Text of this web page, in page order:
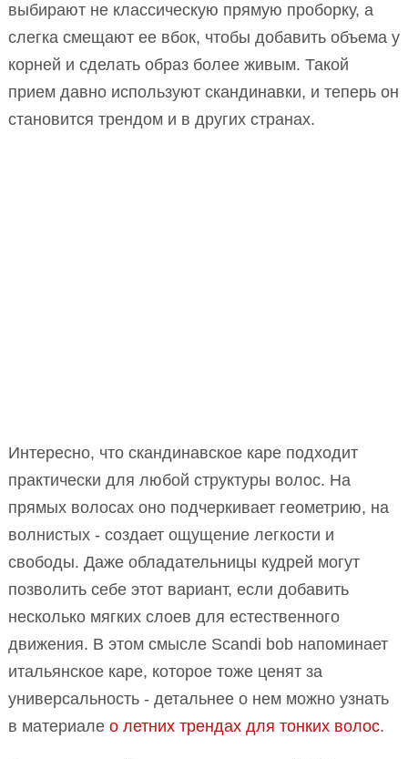
выбирают не классическую прямую проборку, а
слегка смещают ее вбок, чтобы добавить объема у
корней и сделать образ более живым. Такой
прием давно используют скандинавки, и теперь он
становится трендом и в других странах.
Интересно, что скандинавское каре подходит
практически для любой структуры волос. На
прямых волосах оно подчеркивает геометрию, на
волнистых - создает ощущение легкости и
свободы. Даже обладательницы кудрей могут
позволить себе этот вариант, если добавить
несколько мягких слоев для естественного
движения. В этом смысле Scandi bob напоминает
итальянское каре, которое тоже ценят за
универсальность - детальнее о нем можно узнать
в материале о летних трендах для тонких волос.